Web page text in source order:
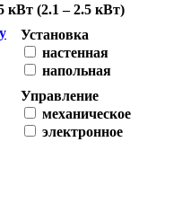
кВт (2.1 – 2.5 кВт)
Установка
настенная
напольная
Управление
механическое
электронное